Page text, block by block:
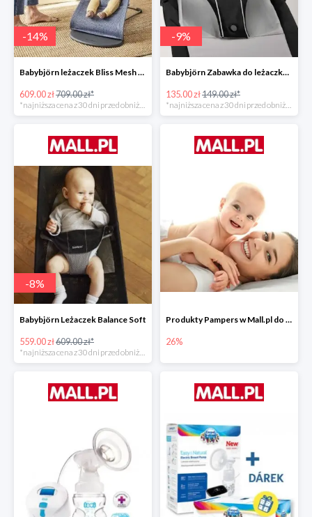
-14%
Babybjörn leżaczek Bliss Mesh State Blue
609.00 zł709.00 zł*
*najniższa cena z 30 dni przed obniżką
-9%
Babybjörn Zabawka do leżaczka Balance
135.00 zł149.00 zł*
*najniższa cena z 30 dni przed obniżką
-8%
Babybjörn Leżaczek Balance Soft
559.00 zł609.00 zł*
Produkty Pampers w Mall.pl do -26%
26%